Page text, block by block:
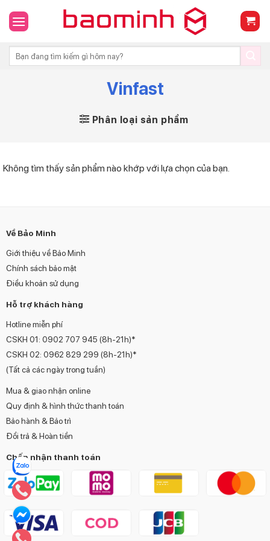
Tìm
kiếm:
Vinfast
Phân loại sản phẩm
Không tìm thấy sản phẩm nào khớp với lựa chọn của bạn.
Về Bảo Minh
Giới thiệu về Bảo Minh
Chính sách bảo mật
Điều khoản sử dụng
Hỗ trợ khách hàng
Hotline miễn phí
CSKH 01: 0902 707 945 (8h-21h)*
CSKH 02: 0962 829 299 (8h-21h)*
(Tất cả các ngày trong tuần)
Mua & giao nhận online
Quy định & hình thức thanh toán
Bảo hành & Bảo trì
Đổi trả & Hoàn tiền
Chấp nhận thanh toán